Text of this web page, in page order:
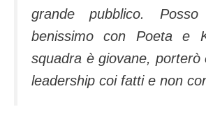
grande pubblico. Posso
benissimo con Poeta e
squadra è giovane, porterò
leadership coi fatti e non